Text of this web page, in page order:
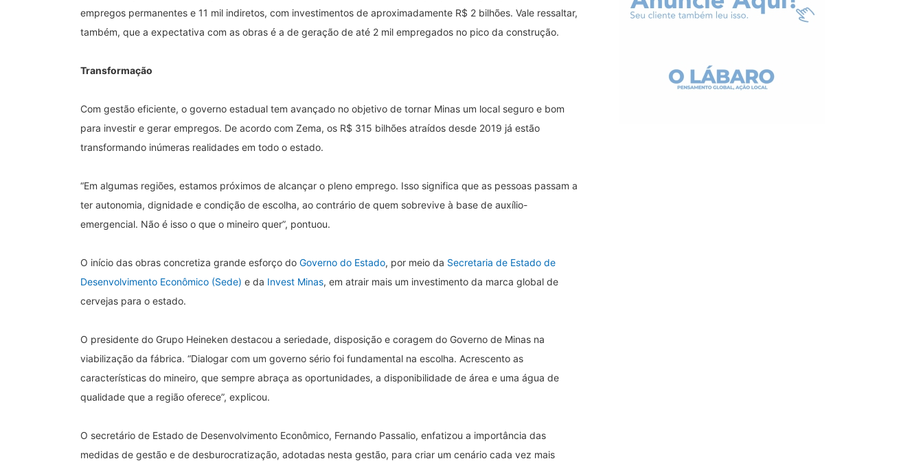
empregos permanentes e 11 mil indiretos, com investimentos de aproximadamente R$ 2 bilhões. Vale ressaltar,
também, que a expectativa com as obras é a de geração de até 2 mil empregados no pico da construção.
Transformação
Com gestão eficiente, o governo estadual tem avançado no objetivo de tornar Minas um local seguro e bom
para investir e gerar empregos. De acordo com Zema, os R$ 315 bilhões atraídos desde 2019 já estão
transformando inúmeras realidades em todo o estado.
“Em algumas regiões, estamos próximos de alcançar o pleno emprego. Isso significa que as pessoas passam a
ter autonomia, dignidade e condição de escolha, ao contrário de quem sobrevive à base de auxílio-
emergencial. Não é isso o que o mineiro quer”, pontuou.
O início das obras concretiza grande esforço do Governo do Estado, por meio da Secretaria de Estado de
Desenvolvimento Econômico (Sede) e da Invest Minas, em atrair mais um investimento da marca global de
cervejas para o estado.
O presidente do Grupo Heineken destacou a seriedade, disposição e coragem do Governo de Minas na
viabilização da fábrica. “Dialogar com um governo sério foi fundamental na escolha. Acrescento as
características do mineiro, que sempre abraça as oportunidades, a disponibilidade de área e uma água de
qualidade que a região oferece”, explicou.
O secretário de Estado de Desenvolvimento Econômico, Fernando Passalio, enfatizou a importância das
medidas de gestão e de desburocratização, adotadas nesta gestão, para criar um cenário cada vez mais